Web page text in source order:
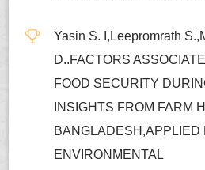
Yasin S. I,Leepromrath
D..FACTORS
FOOD SECURITY
INSIGHTS FROM FARM
BANGLADESH,APPLIED
ENVIRONMENTAL